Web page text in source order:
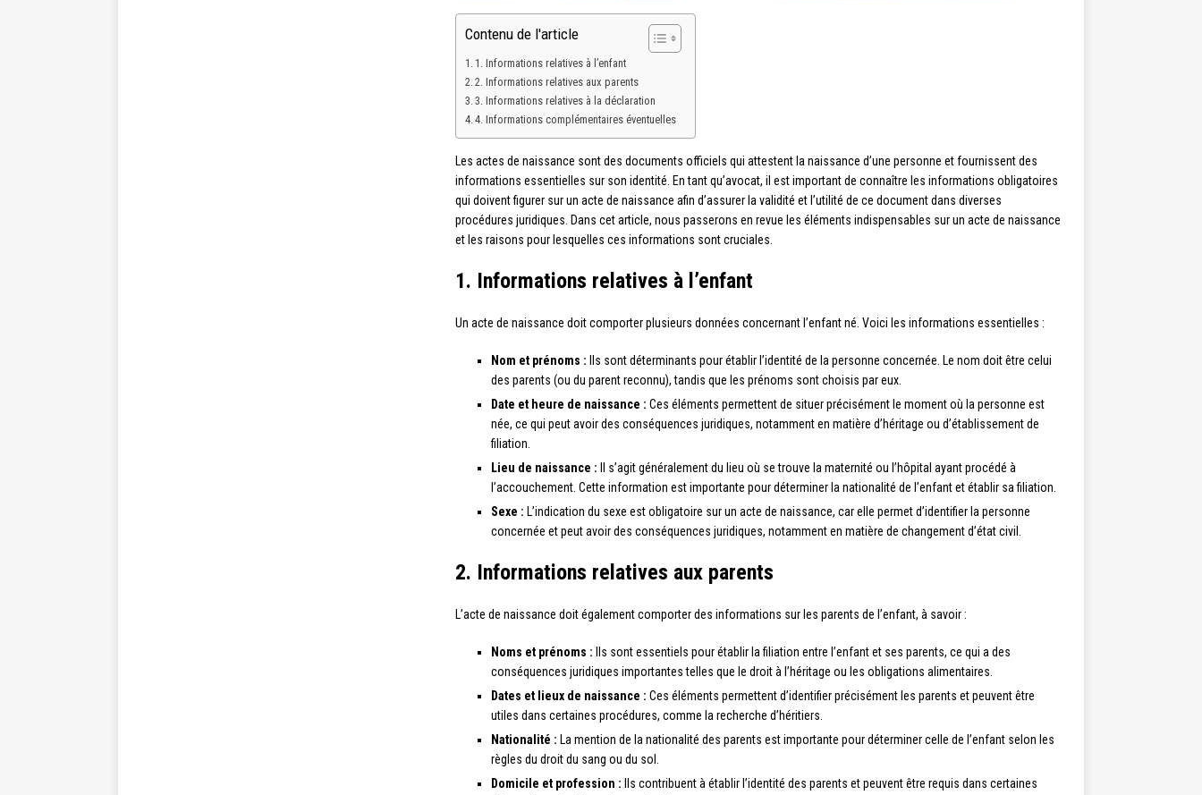
Contenu de l'article
1. Informations relatives à l’enfant
2. Informations relatives aux parents
3. Informations relatives à la déclaration
4. Informations complémentaires éventuelles
Les actes de naissance sont des documents officiels qui attestent la naissance d’une personne et fournissent des
informations essentielles sur son identité. En tant qu’avocat, il est important de connaître les informations obligatoires
qui doivent figurer sur un acte de naissance afin d’assurer la validité et l’utilité de ce document dans diverses
procédures juridiques. Dans cet article, nous passerons en revue les éléments indispensables sur un acte de naissance
et les raisons pour lesquelles ces informations sont cruciales.
1. Informations relatives à l’enfant
Un acte de naissance doit comporter plusieurs données concernant l’enfant né. Voici les informations essentielles :
Nom et prénoms : Ils sont déterminants pour établir l’identité de la personne concernée. Le nom doit être celui
des parents (ou du parent reconnu), tandis que les prénoms sont choisis par eux.
Date et heure de naissance : Ces éléments permettent de situer précisément le moment où la personne est
née, ce qui peut avoir des conséquences juridiques, notamment en matière d’héritage ou d’établissement de
filiation.
Lieu de naissance : Il s’agit généralement du lieu où se trouve la maternité ou l’hôpital ayant procédé à
l’accouchement. Cette information est importante pour déterminer la nationalité de l’enfant et établir sa filiation.
Sexe : L’indication du sexe est obligatoire sur un acte de naissance, car elle permet d’identifier la personne
concernée et peut avoir des conséquences juridiques, notamment en matière de changement d’état civil.
2. Informations relatives aux parents
L’acte de naissance doit également comporter des informations sur les parents de l’enfant, à savoir :
Noms et prénoms : Ils sont essentiels pour établir la filiation entre l’enfant et ses parents, ce qui a des
conséquences juridiques importantes telles que le droit à l’héritage ou les obligations alimentaires.
Dates et lieux de naissance : Ces éléments permettent d’identifier précisément les parents et peuvent être
utiles dans certaines procédures, comme la recherche d’héritiers.
Nationalité : La mention de la nationalité des parents est importante pour déterminer celle de l’enfant selon les
règles du droit du sang ou du sol.
Domicile et profession : Ils contribuent à établir l’identité des parents et peuvent être requis dans certaines